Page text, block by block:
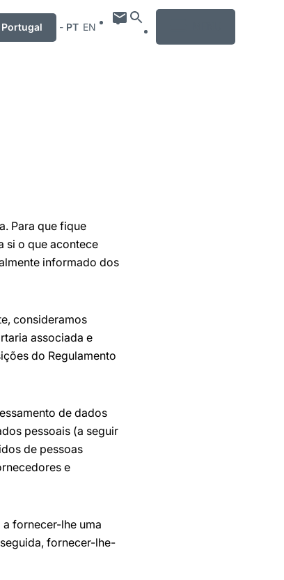
Portugal - PT EN
Para que fique
si o que acontece
informado dos
consideramos
associada e
do Regulamento
de dados
pessoais (a seguir
de pessoas
e
fornecer-lhe uma
fornecer-lhe-